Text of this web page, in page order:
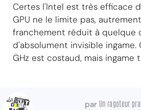
Certes l'Intel est très efficace
GPU ne le limite pas,
franchement réduit à quelque
d'absolument invisible ingame.
GHz est costaud, mais ingame
par Un ragoteur